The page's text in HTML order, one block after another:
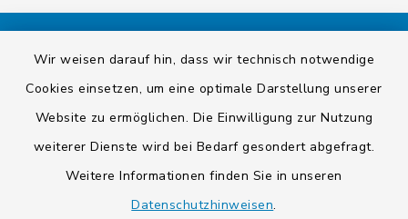
Wir weisen darauf hin, dass wir technisch notwendige
Cookies einsetzen, um eine optimale Darstellung unserer
Website zu ermöglichen. Die Einwilligung zur Nutzung
weiterer Dienste wird bei Bedarf gesondert abgefragt.
Weitere Informationen finden Sie in unseren
Datenschutzhinweisen.
Kontakt
Barrierefreiheit
Datenschutz
Impressum